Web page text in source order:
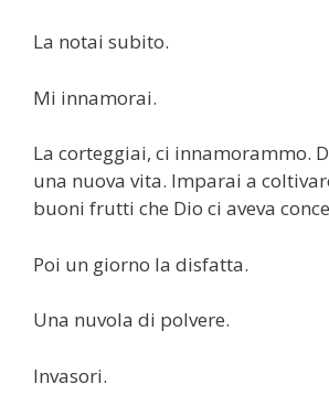
La notai subito.
Mi innamorai.
La corteggiai, ci innamorammo.
una nuova vita. Imparai a
buoni frutti che Dio ci aveva
Poi un giorno la disfatta.
Una nuvola di polvere.
Invasori.